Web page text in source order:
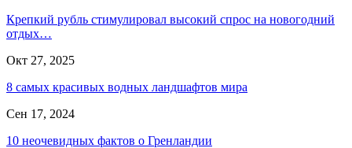
Крепкий рубль стимулировал высокий спрос на новогодний
отдых…
Окт 27, 2025
8 самых красивых водных ландшафтов мира
Сен 17, 2024
10 неочевидных фактов о Гренландии